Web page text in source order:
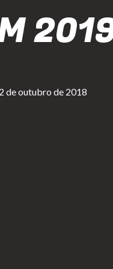
de outubro de 2018